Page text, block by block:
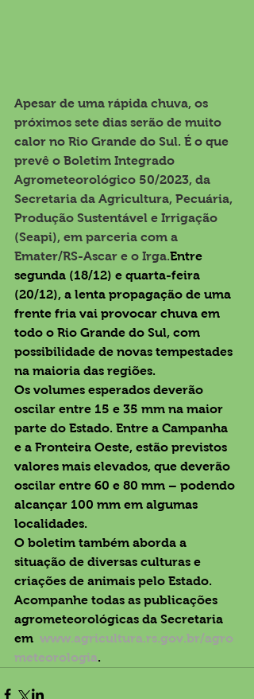
Apesar de uma rápida chuva, os
próximos sete dias serão de muito
calor no Rio Grande do Sul. É o que
prevê o Boletim Integrado
Agrometeorológico 50/2023, da
Secretaria da Agricultura, Pecuária,
Produção Sustentável e Irrigação
(Seapi), em parceria com a
Emater/RS-Ascar e o Irga.Entre
segunda (18/12) e quarta-feira
(20/12), a lenta propagação de uma
frente fria vai provocar chuva em
todo o Rio Grande do Sul, com
possibilidade de novas tempestades
na maioria das regiões.
Os volumes esperados deverão
oscilar entre 15 e 35 mm na maior
parte do Estado. Entre a Campanha
e a Fronteira Oeste, estão previstos
valores mais elevados, que deverão
oscilar entre 60 e 80 mm – podendo
alcançar 100 mm em algumas
localidades.
O boletim também aborda a
situação de diversas culturas e
criações de animais pelo Estado.
Acompanhe todas as publicações
agrometeorológicas da Secretaria
em www.agricultura.rs.gov.br/agro
meteorologia.